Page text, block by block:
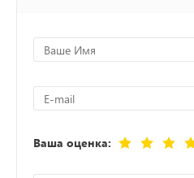
Ваша оценка: